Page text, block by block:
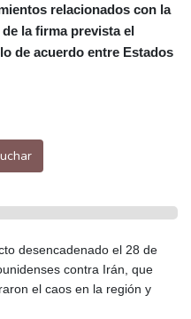
Córdoba
38 °C
Murcia
34 °C
Asunción
relacionados con la
la firma prevista el
de acuerdo entre Estados
desencadenado el 28 de
contra Irán, que
el caos en la región y